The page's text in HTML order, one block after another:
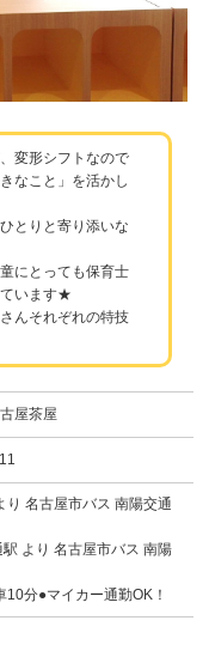
変形シフトなので
なこと」を活かし
とりと寄り添いな
にとっても保育士
ています★
んそれぞれの特技
屋茶屋
名古屋市バス 南陽交通
より 名古屋市バス 南陽
分●マイカー通勤OK！